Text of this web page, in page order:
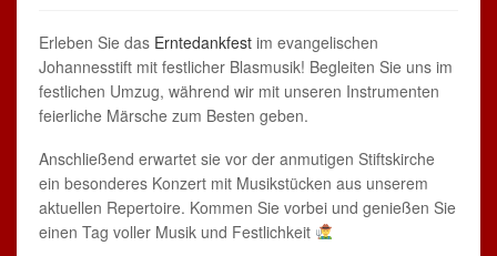
Erleben Sie das Erntedankfest im evangelischen
Johannesstift mit festlicher Blasmusik! Begleiten Sie uns im
festlichen Umzug, während wir mit unseren Instrumenten
feierliche Märsche zum Besten geben.
Anschließend erwartet sie vor der anmutigen Stiftskirche
ein besonderes Konzert mit Musikstücken aus unserem
aktuellen Repertoire. Kommen Sie vorbei und genießen Sie
einen Tag voller Musik und Festlichkeit